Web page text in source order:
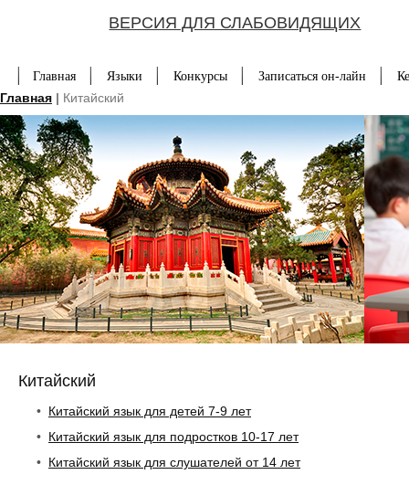
ВЕРСИЯ ДЛЯ СЛАБОВИДЯЩИХ
Главная Языки Конкурсы Записаться он-лайн
Главная | Китайский
Китайский
• Китайский язык для детей 7-9 лет
• Китайский язык для подростков 10-17 лет
• Китайский язык для слушателей от 14 лет